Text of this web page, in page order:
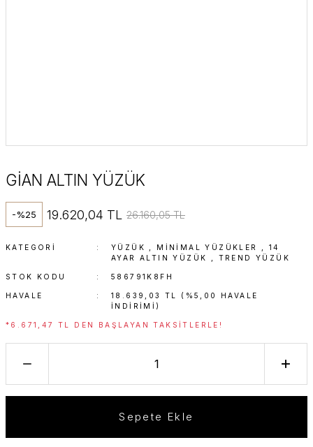
GİAN ALTIN YÜZÜK
-%25 19.620,04 TL 26.160,05 TL
KATEGORI YÜZÜK MINIMAL YÜZÜKLER
14
AYAR ALTIN YÜZÜK
TREND YÜZÜK
STOK KODU 586791K8FH
HAVALE
18.639,03 TL (%5,00 HAVALE
INDIRIMI)
*6.671,47 TL DEN BAŞLAYAN TAKSITLERLE!
Sepete Ekle